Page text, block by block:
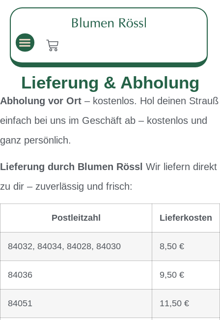
Lieferung & Abholung
Abholung vor Ort – kostenlos. Hol deinen Strauß
einfach bei uns im Geschäft ab – kostenlos und
ganz persönlich.
Lieferung durch Blumen Rössl Wir liefern direkt
zu dir – zuverlässig und frisch:
Postleitzahl Lieferkosten
84032, 84034, 84028, 84030 8,50 €
84036 9,50 €
84051 11,50 €